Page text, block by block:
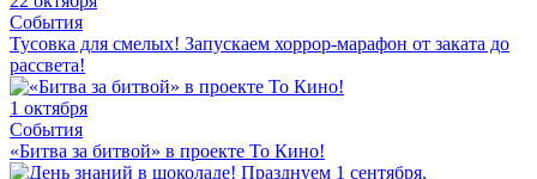
События
Тусовка для смелых! Запускаем хоррор-марафон от заката до
рассвета!
1 октября
События
«Битва за битвой» в проекте То Кино!